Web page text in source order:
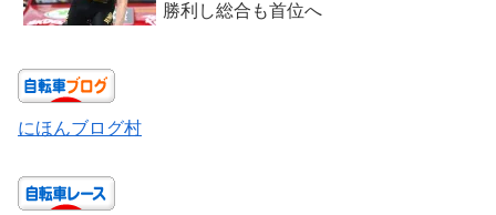
勝利し総合も首位へ
にほんブログ村